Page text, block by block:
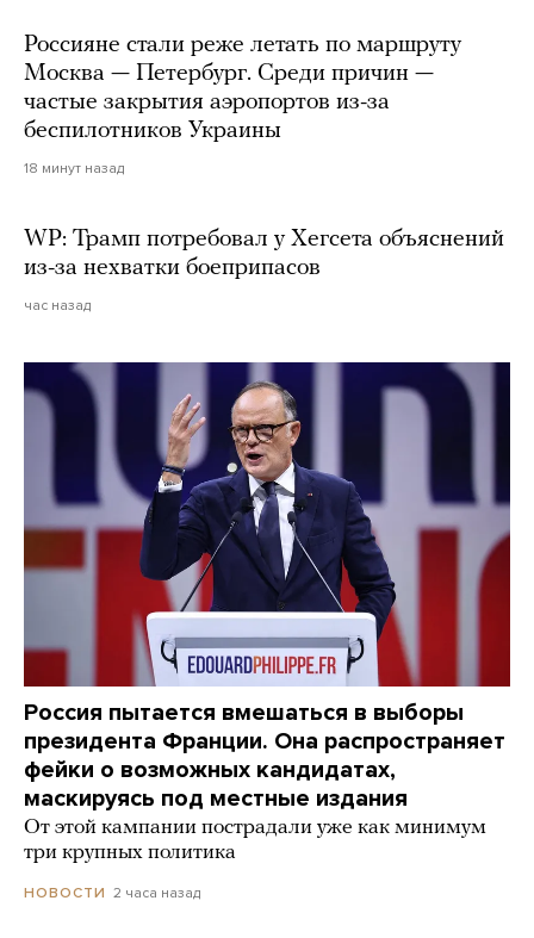
Россияне стали реже летать по маршруту
Москва — Петербург. Среди причин —
частые закрытия аэропортов из-за
беспилотников Украины
18 минут назад
WP: Трамп потребовал у Хегсета объяснений
из-за нехватки боеприпасов
час назад
Россия пытается вмешаться в выборы
президента Франции. Она распространяет
фейки о возможных кандидатах,
маскируясь под местные издания
От этой кампании пострадали уже как минимум
три крупных политика
НОВОСТИ 2 часа назад